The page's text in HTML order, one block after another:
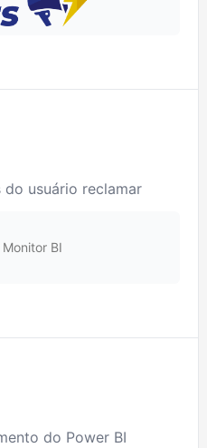
usuário reclamar
do Power BI